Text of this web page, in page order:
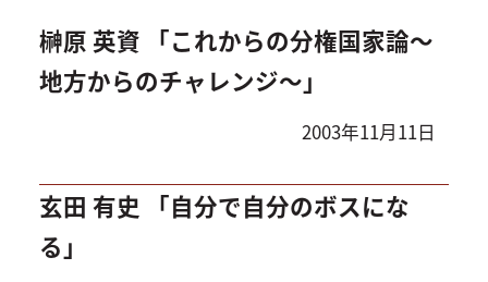
榊原 英資 「これからの分権国家論～
地方からのチャレンジ～」
2003年11月11日
玄田 有史 「自分で自分のボスにな
る」